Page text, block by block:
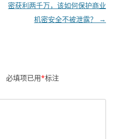
密获利两千万，该如何保护商业
机密安全不被泄露？
→
必填项已用*标注